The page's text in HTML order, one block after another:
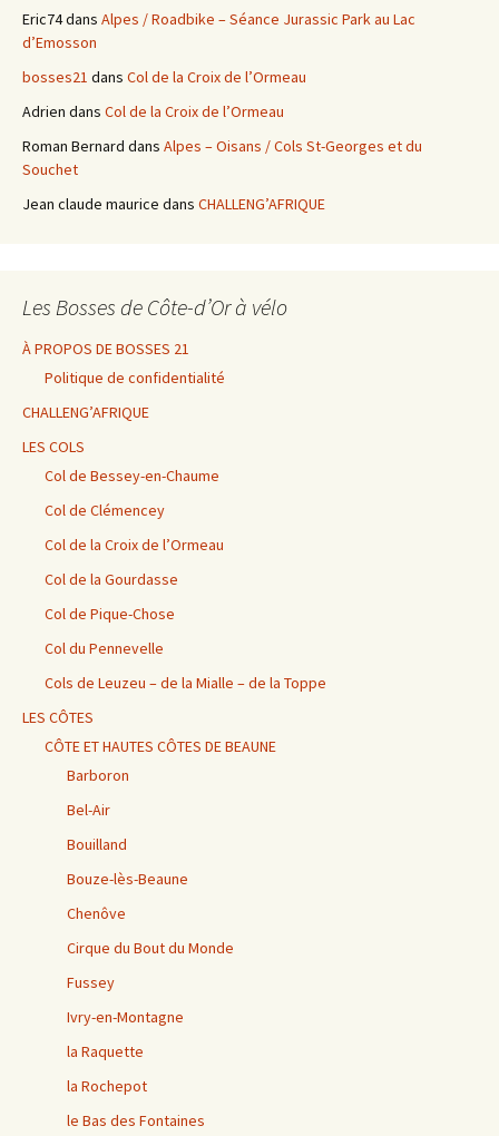
Eric74dans Alpes / Roadbike – Séance Jurassic Park au Lac
d’Emosson
bosses21 dans Col de la Croix de l’Ormeau
Adrien dans Col de la Croix de l’Ormeau
Roman Bernard dans Alpes – Oisans / Cols St-Georges et du
Souchet
Jean claude maurice dans CHALLENG’AFRIQUE
Les Bosses de Côte-d’Or à vélo
À PROPOS DE BOSSES 21
Politique de confidentialité
CHALLENG’AFRIQUE
LES COLS
Col de Bessey-en-Chaume
Col de Clémencey
Col de la Croix de l’Ormeau
Col de la Gourdasse
Col de Pique-Chose
Col du Pennevelle
Cols de Leuzeu – de la Mialle – de la Toppe
LES CÔTES
CÔTE ET HAUTES CÔTES DE BEAUNE
Barboron
Bel-Air
Bouilland
Bouze-lès-Beaune
Chenôve
Cirque du Bout du Monde
Fussey
Ivry-en-Montagne
la Raquette
la Rochepot
le Bas des Fontaines